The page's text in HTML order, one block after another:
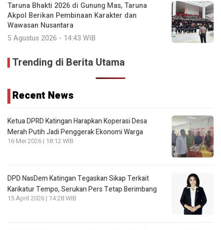
Taruna Bhakti 2026 di Gunung Mas, Taruna
Akpol Berikan Pembinaan Karakter dan
Wawasan Nusantara
5 Agustus 2026 - 14:43 WIB
Trending di Berita Utama
Recent News
Ketua DPRD Katingan Harapkan Koperasi Desa
Merah Putih Jadi Penggerak Ekonomi Warga
16 Mei 2026 | 18:12 WIB
DPD NasDem Katingan Tegaskan Sikap Terkait
Karikatur Tempo, Serukan Pers Tetap Berimbang
15 April 2026 | 14:28 WIB